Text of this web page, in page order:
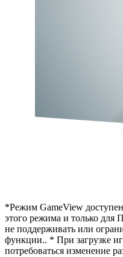
*Режим GameView
этого режима и только
не поддерживать или
функции.. * При загрузке
потребоваться изменение